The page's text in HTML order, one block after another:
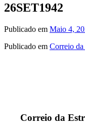
26SET1942
Publicado em Maio 4,
Publicado em Correio
Correio da